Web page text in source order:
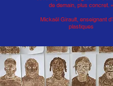
de demain, plus concret. »
Mickaël Girault, enseignant
plastiques